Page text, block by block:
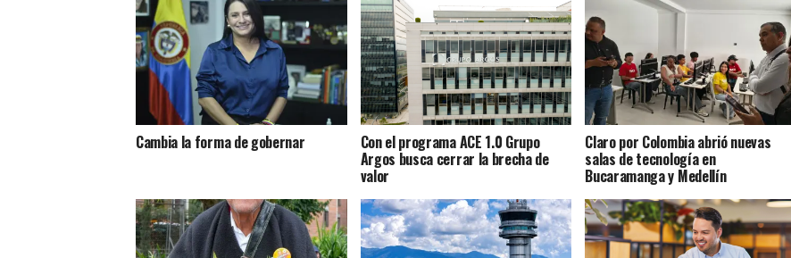
Cambia la forma de gobernar Con el programa ACE 1.0 Grupo
Argos busca cerrar la brecha de
valor
Claro por Colombia abrió nuevas
salas de tecnología en
Bucaramanga y Medellín